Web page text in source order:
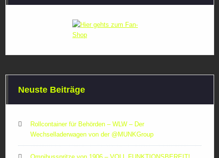
Neuste Beiträge
Rollcontainer für Behörden – WLW – Der
Wechselladerwagen von der ‪@MUNKGroup‬